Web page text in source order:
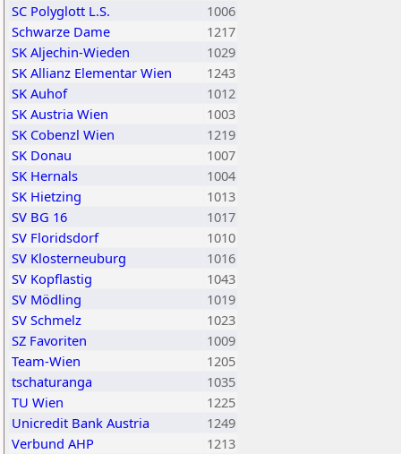
SC Polyglott L.S.
1006
Schwarze Dame
1217
SK Aljechin-Wieden
1029
SK Allianz Elementar Wien
1243
SK Auhof
1012
SK Austria Wien
1003
SK Cobenzl Wien
1219
SK Donau
1007
SK Hernals
1004
SK Hietzing
1013
SV BG 16
1017
SV Floridsdorf
1010
SV Klosterneuburg
1016
SV Kopflastig
1043
SV Mödling
1019
SV Schmelz
1023
SZ Favoriten
1009
Team-Wien
1205
tschaturanga
1035
TU Wien
1225
Unicredit Bank Austria
1249
Verbund AHP
1213